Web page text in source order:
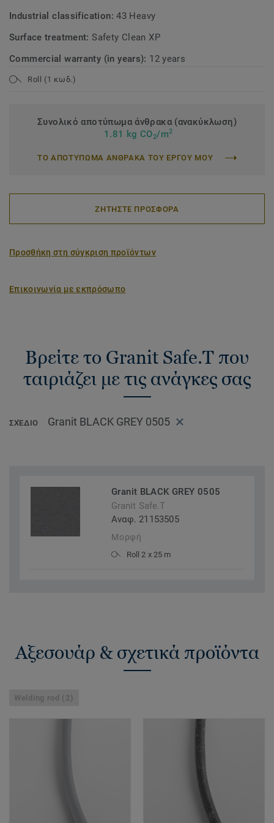
Industrial classification:43 Heavy
Surface treatment:Safety Clean XP
Commercial warranty (in years): 12 years
Roll (1 κωδ.)
Συνολικό αποτύπωμα άνθρακα (ανακύκλωση)
1.81 kg CO2/m2
ΤΟ ΑΠΟΤΥΠΩΜΑ ΑΝΘΡΑΚΑ ΤΟΥ ΕΡΓΟΥ ΜΟΥ
ΖΗΤΗΣΤΕ ΠΡΟΣΦΟΡΑ
Προσθήκη στη σύγκριση προϊόντων
Επικοινωνία με εκπρόσωπο
Βρείτε το Granit Safe.T που
ταιριάζει με τις ανάγκες σας
ΣΧΈΔΙΟ Granit BLACK GREY 0505
Granit BLACK GREY 0505
Granit Safe.T
Αναφ. 21153505
Μορφή
Roll 2 x 25 m
Αξεσουάρ & σχετικά προϊόντα
Welding rod (2)